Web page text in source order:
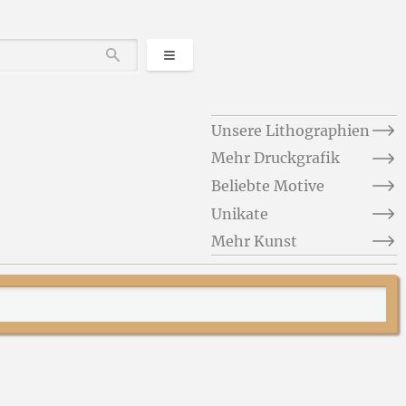
DurchsuchenKategorien
Unsere Lithographien
Mehr Druckgrafik
Beliebte Motive
Unikate
Mehr Kunst